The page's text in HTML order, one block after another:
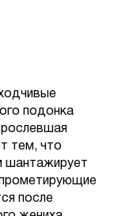
подонка
тем, что
шантажирует
после